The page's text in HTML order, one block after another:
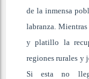
de la inmensa
labranza.
y platillo la
regiones rurales y
Si esta no